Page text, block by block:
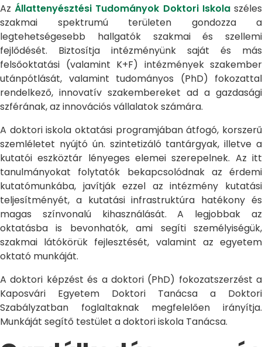
AzÁllattenyésztési Tudományok Doktori Iskolaszéles
szakmai spektrumú területen gondozza a
legtehetségesebb hallgatók szakmai és szellemi
fejlődését. Biztosítja intézményünk saját és más
felsőoktatási (valamint K+F) intézmények szakember
utánpótlását, valamint tudományos (PhD) fokozattal
rendelkező, innovatív szakembereket ad a gazdasági
szférának, az innovációs vállalatok számára.
A doktori iskola oktatási programjában átfogó, korszerű
szemléletet nyújtó ún. szintetizáló tantárgyak, illetve a
kutatói eszköztár lényeges elemei szerepelnek. Az itt
tanulmányokat folytatók bekapcsolódnak az érdemi
kutatómunkába, javítják ezzel az intézmény kutatási
teljesítményét, a kutatási infrastruktúra hatékony és
magas színvonalú kihasználását. A legjobbak az
oktatásba is bevonhatók, ami segíti személyiségük,
szakmai látókörük fejlesztését, valamint az egyetem
oktató munkáját.
A doktori képzést és a doktori (PhD) fokozatszerzést a
Kaposvári Egyetem Doktori Tanácsa a Doktori
Szabályzatban foglaltaknak megfelelően irányítja.
Munkáját segítő testület a doktori iskola Tanácsa.